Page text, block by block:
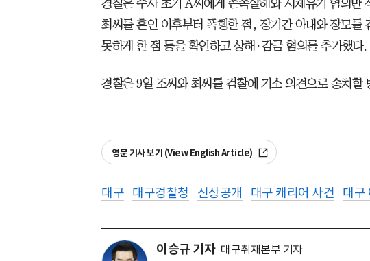
경찰은 수사 초기 A씨에게 존속살해와 시체유기 혐의만
최씨를 혼인 이후부터 폭행한 점, 장기간 아내와 장모를
못하게 한 점 등을 확인하고 상해·감금 혐의를 추가했다.
경찰은 9일 조씨와 최씨를 검찰에 기소 의견으로 송치할
영문 기사 보기 (View English Article)
대구 대구경찰청 신상공개 대구 캐리어 사건 대구
이승규 기자 대구취재본부 기자